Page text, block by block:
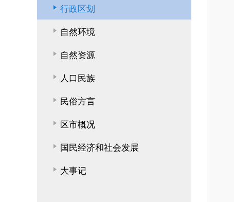
行政区划
自然环境
自然资源
人口民族
民俗方言
区市概况
国民经济和社会发展
大事记